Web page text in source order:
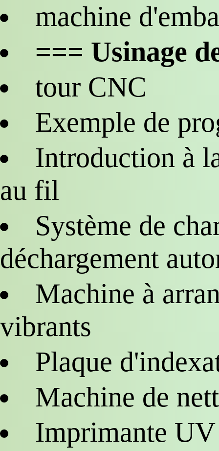
machine
=== Usinage
tour CNC
Exemple de
Introduction à
au fil
Système de
déchargement
Machine à
vibrants
Plaque
Machine de
Imprimante UV